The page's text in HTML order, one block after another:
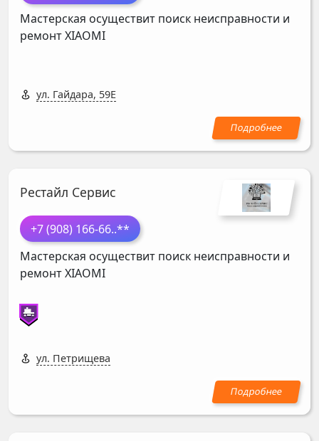
Мастерская осуществит поиск неисправности и
ремонтXIAOMI
ул. Гайдара, 59Е
Рестайл Сервис
+7 (908) 166-66..**
Мастерская осуществит поиск неисправности и
ремонтXIAOMI
ул. Петрищева